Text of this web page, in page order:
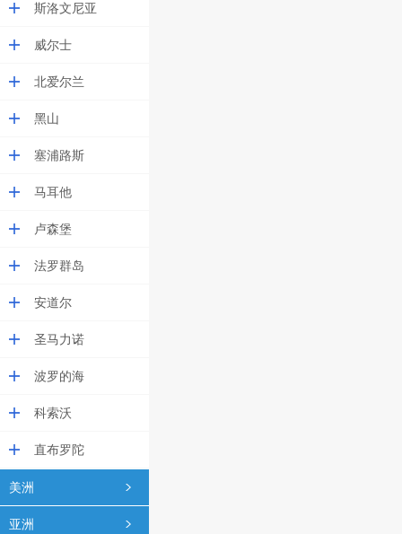
斯洛文尼亚
威尔士
北爱尔兰
黑山
塞浦路斯
马耳他
卢森堡
法罗群岛
安道尔
圣马力诺
波罗的海
科索沃
直布罗陀
美洲
亚洲